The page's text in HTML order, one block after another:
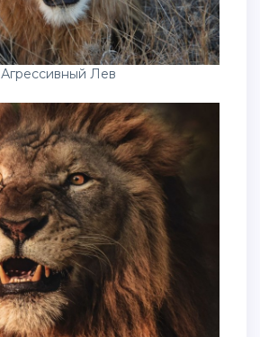
Агрессивный Лев